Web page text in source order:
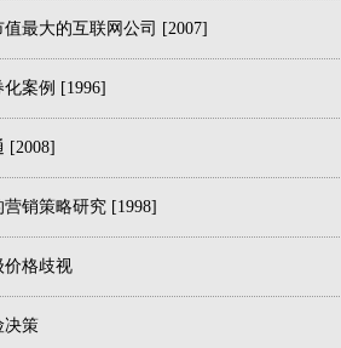
最大的互联网公司 [2007]
案例 [1996]
[2008]
销策略研究 [1998]
价格歧视
决策